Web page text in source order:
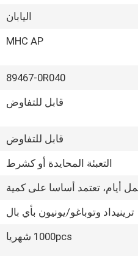
اليابان
MHC AP
89467-0R040
قابل للتفاوض
قابل للتفاوض
التعبئة المحايدة أو كشرط
ترينيداد وتوباغو/يونيون بأي بال
1000pcs شهريا